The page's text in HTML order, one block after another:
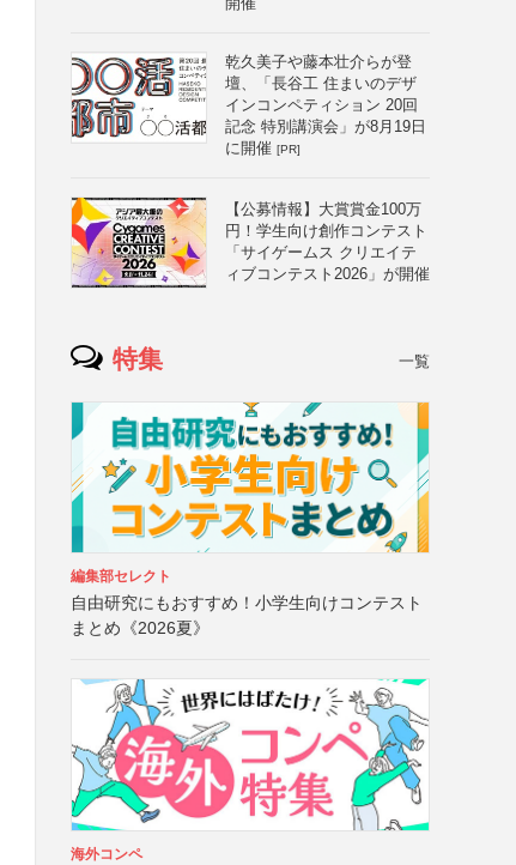
乾久美子や藤本壮介らが登
壇、「長谷工 住まいのデザ
インコンペティション 20回
記念 特別講演会」が8月19日
に開催 [PR]
【公募情報】大賞賞金100万
円！学生向け創作コンテスト
「サイゲームス クリエイテ
ィブコンテスト2026」が開催
特集 一覧
編集部セレクト
自由研究にもおすすめ！小学生向けコンテスト
まとめ《2026夏》
海外コンペ